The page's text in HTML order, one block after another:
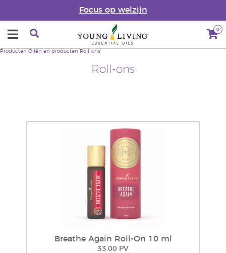
Focus op welzijn
0
Roll-ons
Producten Oliën en producten Roll-ons
Breathe Again Roll-On 10 ml
33.00 PV